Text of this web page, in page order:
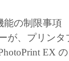
能の制限事項
が、プリン
EX